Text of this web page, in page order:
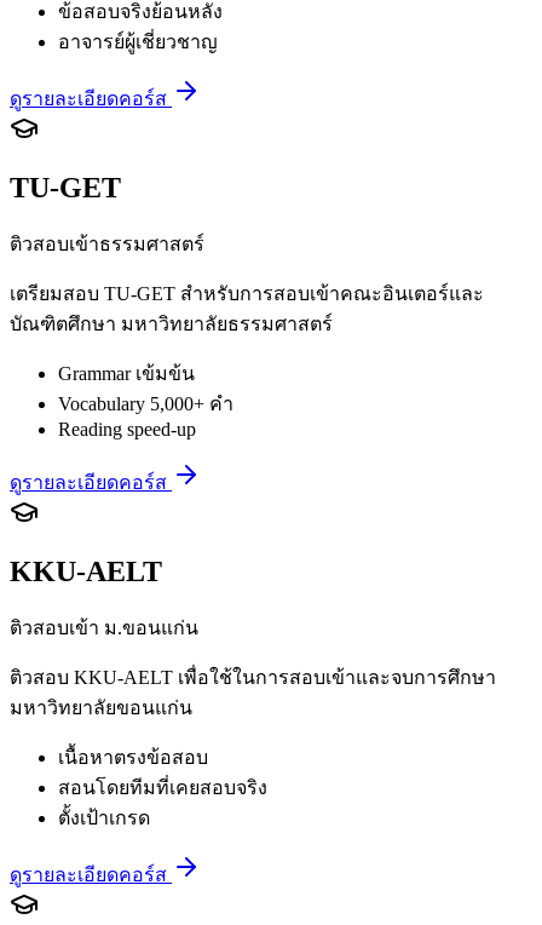
ข้อสอบจริงย้อนหลัง
อาจารย์ผู้เชี่ยวชาญ
ดูรายละเอียดคอร์ส
TU-GET
ติวสอบเข้าธรรมศาสตร์
เตรียมสอบ TU-GET สำหรับการสอบเข้าคณะอินเตอร์และ
บัณฑิตศึกษา มหาวิทยาลัยธรรมศาสตร์
Grammar เข้มข้น
Vocabulary 5,000+ คำ
Reading speed-up
ดูรายละเอียดคอร์ส
KKU-AELT
ติวสอบเข้า ม.ขอนแก่น
ติวสอบ KKU-AELT เพื่อใช้ในการสอบเข้าและจบการศึกษา
มหาวิทยาลัยขอนแก่น
เนื้อหาตรงข้อสอบ
สอนโดยทีมที่เคยสอบจริง
ตั้งเป้าเกรด
ดูรายละเอียดคอร์ส